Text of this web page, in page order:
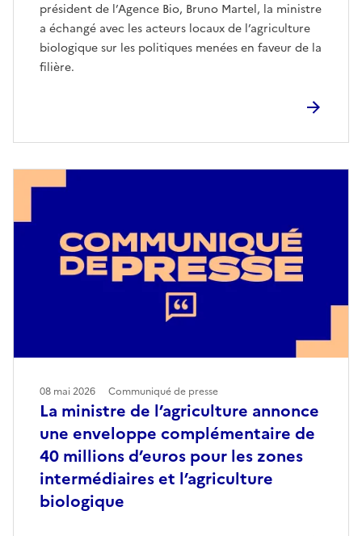
président de l’Agence Bio, Bruno Martel, la ministre
a échangé avec les acteurs locaux de l’agriculture
biologique sur les politiques menées en faveur de la
filière.
La ministre de l’agriculture annonce
une enveloppe complémentaire de
40 millions d’euros pour les zones
intermédiaires et l’agriculture
biologique
08 mai 2026 Communiqué de presse